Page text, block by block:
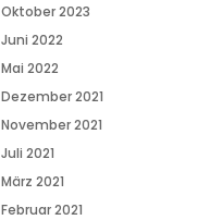
Oktober 2023
Juni 2022
Mai 2022
Dezember 2021
November 2021
Juli 2021
März 2021
Februar 2021